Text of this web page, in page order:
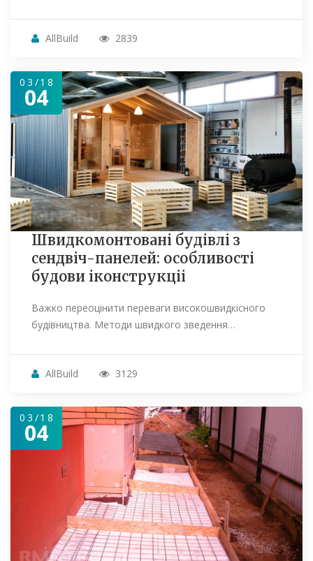
AllBuild 2839
03/18
04
Швидкомонтовані будівлі з
сендвіч-панелей: особливості
будови іконструкціі
Важко переоцінити переваги високошвидкісного
будівництва. Методи швидкого зведення…
AllBuild 3129
03/18
04